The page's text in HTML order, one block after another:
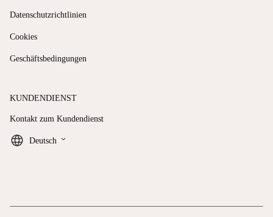
Datenschutzrichtlinien
Cookies
Geschäftsbedingungen
KUNDENDIENST
Kontakt zum Kundendienst
Deutsch keyboard_arrow_down